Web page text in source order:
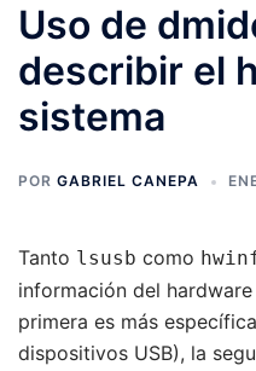
Uso de
describir el
sistema
POR GABRIEL CANEPA
Tanto lsusb como
información del
primera es más
dispositivos USB), la